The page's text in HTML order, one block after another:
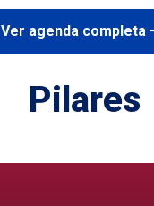
Ver agenda completa
Pilares